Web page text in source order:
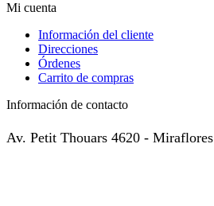
Mi cuenta
Información del cliente
Direcciones
Órdenes
Carrito de compras
Información de contacto
Av. Petit Thouars 4620 - Miraflores